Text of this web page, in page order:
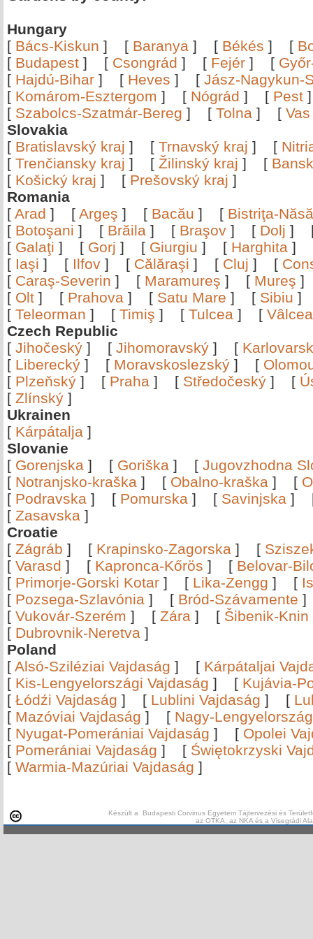
Hungary
[ Bács-Kiskun ] [ Baranya ] [ Békés ] [
[ Budapest ] [ Csongrád ] [ Fejér ] [
[ Hajdú-Bihar ] [ Heves ] [ Jász-Nagykun-
[ Komárom-Esztergom ] [ Nógrád ] [ Pest
[ Szabolcs-Szatmár-Bereg ] [ Tolna ] [ Vas
Slovakia
[ Bratislavský kraj ] [ Trnavský kraj ] [
[ Trenčiansky kraj ] [ Žilinský kraj ] [
[ Košický kraj ] [ Prešovský kraj ]
Romania
[ Arad ] [ Argeş ] [ Bacău ] [ Bistriţa-
[ Botoşani ] [ Brăila ] [ Braşov ] [ Dolj ]
[ Galaţi ] [ Gorj ] [ Giurgiu ] [ Harghita ]
[ Iaşi ] [ Ilfov ] [ Călăraşi ] [ Cluj ] [
[ Caraş-Severin ] [ Maramureş ] [ Mureş
[ Olt ] [ Prahova ] [ Satu Mare ] [ Sibiu
[ Teleorman ] [ Timiş ] [ Tulcea ] [
Czech Republic
[ Jihočeský ] [ Jihomoravský ] [
[ Liberecký ] [ Moravskoslezský ] [
[ Plzeňský ] [ Praha ] [ Středočeský ] [
[ Zlínský ]
Ukrainen
[ Kárpátalja ]
Slovanie
[ Gorenjska ] [ Goriška ] [ Jugovzhodna
[ Notranjsko-kraška ] [ Obalno-kraška ] [
[ Podravska ] [ Pomurska ] [ Savinjska ]
[ Zasavska ]
Croatie
[ Zágráb ] [ Krapinsko-Zagorska ] [
[ Varasd ] [ Kapronca-Kőrös ] [ Belovar-
[ Primorje-Gorski Kotar ] [ Lika-Zengg ] [
[ Pozsega-Szlavónia ] [ Bród-Szávamente
[ Vukovár-Szerém ] [ Zára ] [ Šibenik-Knin
[ Dubrovnik-Neretva ]
Poland
[ Alsó-Sziléziai Vajdaság ] [ Kárpátaljai
[ Kis-Lengyelországi Vajdaság ] [ Kujávia-
[ Łódźi Vajdaság ] [ Lublini Vajdaság ] [
[ Mazóviai Vajdaság ] [ Nagy-
[ Nyugat-Pomerániai Vajdaság ] [ Opolei
[ Pomerániai Vajdaság ] [ Świętokrzyski
[ Warmia-Mazúriai Vajdaság ]
Készült a Budapesti Corvinus Egyetem Tájtervezési és
az OTKA, az NKA és a Visegrádi